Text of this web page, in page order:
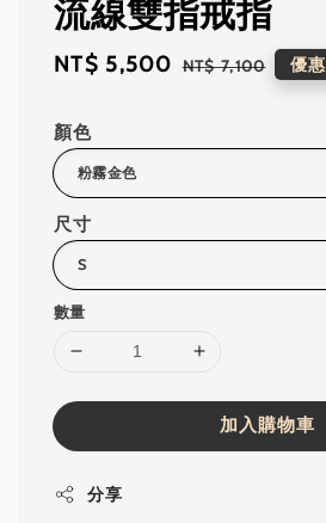
流線雙指戒指
Sale
NT$ 5,500 Regular
NT$ 7,100 優惠
顏色
尺寸
數量
加入購物車
分享